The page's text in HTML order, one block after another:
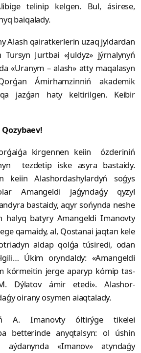
telinip kelgen. Bul, ásirese,
baiqalady.
Alash qairat­kerlerin uzaq jyldardan
Jurtbai «Juldyz» jýr­­nalynyń
«Uranym – alash» atty maqalasyn
Ámirhamzinniń akademik
jazǵan haty keltirilgen. Keibir
kirgennen keiin ózderiniń
tezde­tip is­­ke asyra bastaidy.
keiin Alashordashylardyń soǵys
Amangeldi jaǵyndaǵy qyzyl
bastaidy, aqyr sońynda neshe
halyq batyry Amangeldi Ima­novty
qamai­dy, al, Qostanai jaqtan kele
aldap qolǵa túsiredi, odan
Úkim oryndaldy: «Amangeldi
kórmeitin jerge aparyp kómip tas­
Dýlatov ámir etedi». Alash­or­
oirany osymen aiaqtalady.
A. Imanovty óltirýge tikelei
betterinde anyqtalsyn: ol úshin
aýda­nynda «Imanov» atyndaǵy